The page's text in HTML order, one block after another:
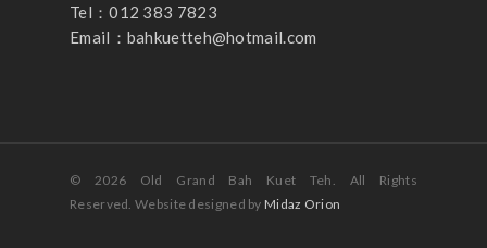
Tel：012 383 7823
Email： bahkuetteh@hotmail.com
© 2026 Old Grand Bah Kuet Teh. All Rights
Reserved. Website designed by Midaz Orion